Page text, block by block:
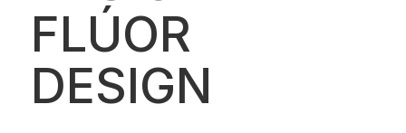
FLÚOR
DESIGN